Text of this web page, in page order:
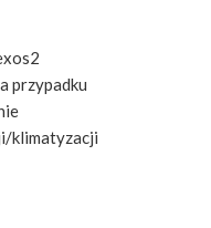
przypadku
klimatyzacji